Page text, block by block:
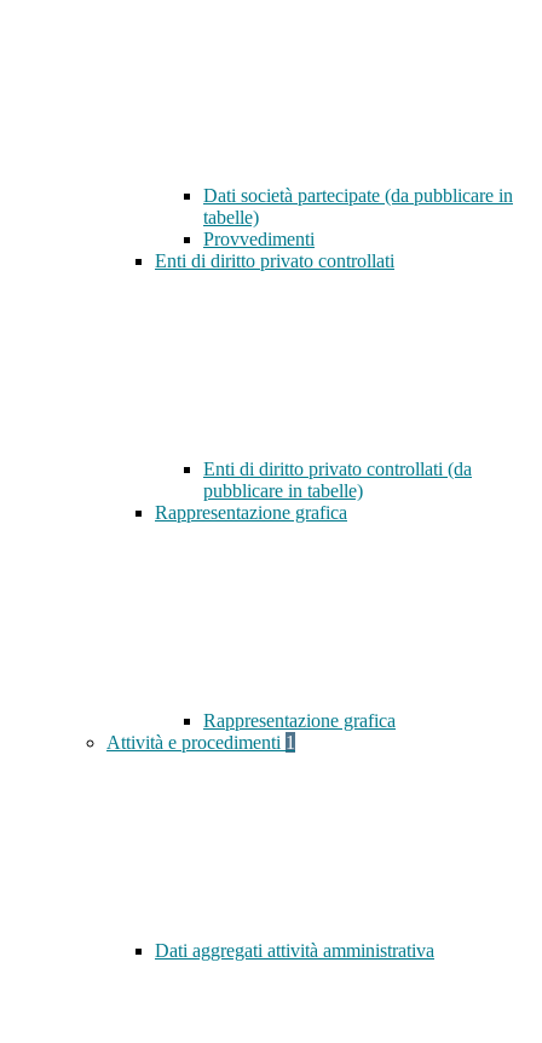
Dati società partecipate (da pubblicare in
tabelle)
Provvedimenti
Enti di diritto privato controllati
Enti di diritto privato controllati (da
pubblicare in tabelle)
Rappresentazione grafica
Rappresentazione grafica
Attività e procedimenti 1
Dati aggregati attività amministrativa